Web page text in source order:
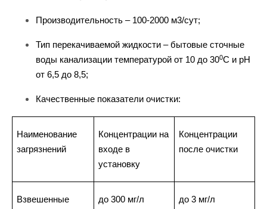
Производительность – 100-2000 м3/сут;
Тип перекачиваемой жидкости – бытовые сточные
воды канализации температурой от 10 до 300С и рН
от 6,5 до 8,5;
Качественные показатели очистки:
Наименование
загрязнений
Концентрации на
входе в
установку
Концентрации
после очистки
Взвешенные
до 300 мг/л до 3 мг/л